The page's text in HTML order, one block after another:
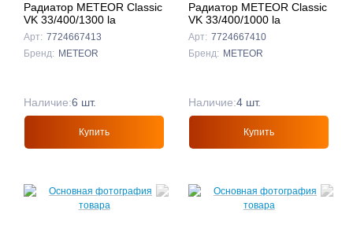
Радиатор METEOR Classic
VK 33/400/1300 la
Арт: 7724667413
Бренд: METEOR
Наличие:6 шт.
Купить
Радиатор METEOR Classic
VK 33/400/1000 la
Арт: 7724667410
Бренд: METEOR
Наличие:4 шт.
Купить